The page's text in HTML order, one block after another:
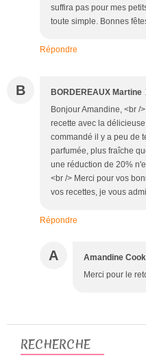
suffira pas pour mes
toute simple. Bonnes
Répondre
B BORDEREAUX Martine
Bonjour Amandine, <br /
recette avec la
commandé il y a peu de
parfumée, plus fraîche
une réduction de 20%
<br /> Merci pour vos
vos recettes, je vous
Répondre
A Amandine
Merci pour le
RECHERCHE